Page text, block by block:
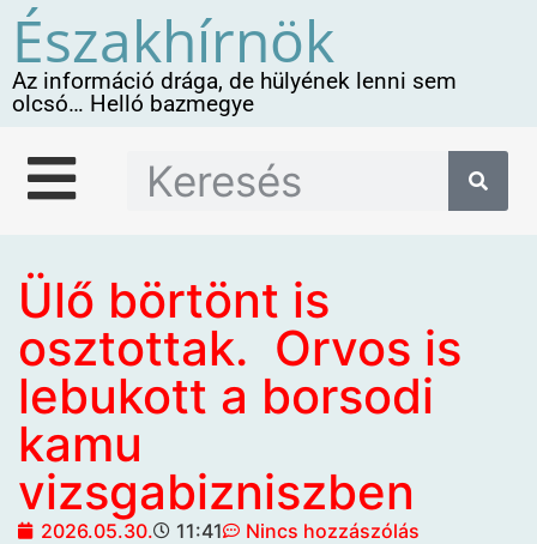
Északhírnök
Az információ drága, de hülyének lenni sem
olcsó… Helló bazmegye
Ülő börtönt is
osztottak. Orvos is
lebukott a borsodi
kamu
vizsgabizniszben
2026.05.30. 11:41 Nincs hozzászólás